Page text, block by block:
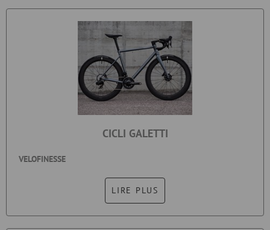
CICLI GALETTI
VELOFINESSE
LIRE PLUS